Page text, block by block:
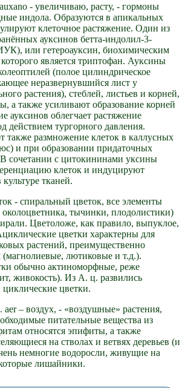
- увеличиваю, расту, - гормоны
индола. Образуются в апикальных
клеточное растяжение. Один из
ауксинов бетта-индолил-3-
или гетероауксин, биохимическим
является триптофан. Ауксины
(полое цилиндрическое
неразвернувшийся лист у
растения), стеблей, листьев и корней,
а также усиливают образование корней
ауксинов облегчает растяжение
действием тургорного давления.
также размножение клеток в каллусных
и при образовании придаточных
сочетании с цитокининами уксины
клеток и индуцируют
тканей.
- спиральный цветок, все элементы
околоцветника, тычинки, плодолистики)
Цветоложе, как правило, выпуклое,
цветки характерны для
растений, преимущественно
лютиковые и т.д.).
обычно актиноморфные, реже
живокость). Из А. ц. развились
цветки.
– воздух, - «воздушные» растения,
питательные вещества из
относятся эпифиты, а также
на стволах и ветвях деревьев (и
немногие водоросли, живущие на
лишайники.